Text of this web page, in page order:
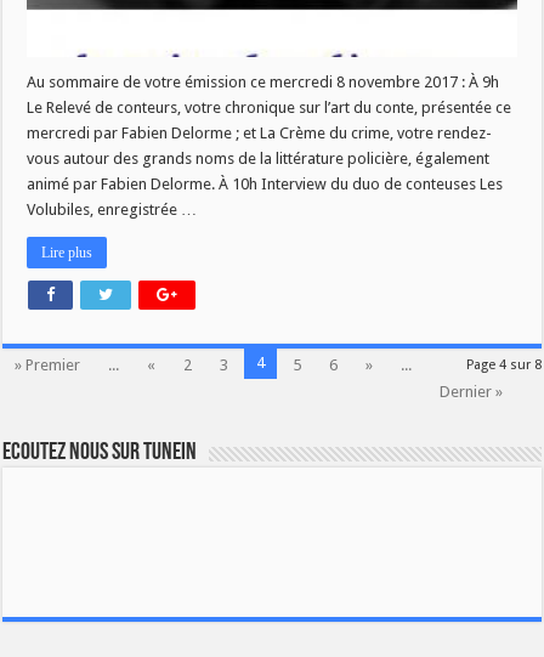
Au sommaire de votre émission ce mercredi 8 novembre 2017 : À 9h
Le Relevé de conteurs, votre chronique sur l’art du conte, présentée ce
mercredi par Fabien Delorme ; et La Crème du crime, votre rendez-
vous autour des grands noms de la littérature policière, également
animé par Fabien Delorme. À 10h Interview du duo de conteuses Les
Volubiles, enregistrée …
Lire plus
Page 4 sur 8
» Premier ... « 2 3 4 5 6 »
...
Dernier »
Ecoutez nous sur TuneIn